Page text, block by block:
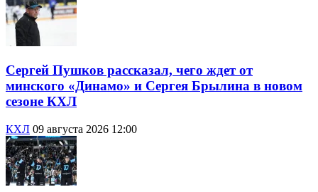
Сергей Пушков рассказал, чего ждет от
минского «Динамо» и Сергея Брылина в новом
сезоне КХЛ
КХЛ 09 августа 2026 12:00